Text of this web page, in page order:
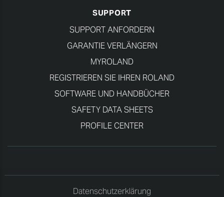
SUPPORT
SUPPORT ANFORDERN
GARANTIE VERLÄNGERN
MYROLAND
REGISTRIEREN SIE IHREN ROLAND
SOFTWARE UND HANDBÜCHER
SAFETY DATA SHEETS
PROFILE CENTER
Datenschutzerklärung